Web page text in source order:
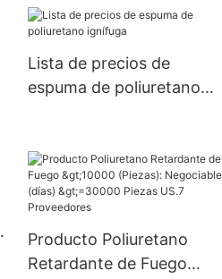
Lista de precios de
espuma de poliuretano
Producto Poliuretano
Retardante de Fuego